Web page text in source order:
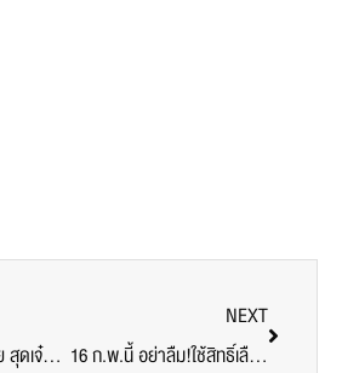
ร.ร.สามเสนวิทยาลัย สุดเจ๋ง! คว้ารางวัลชนะเลิศ SPU’s Got Talent 2018 กิจกรรมแสดงความคิดสร้างสรรค์และความสามารถทางด้านภาษา @คณะศิลปศาสตร์ ม.ศรีปทุม
NEXT
16 ก.พ.นี้ อย่าลืม!ใช้สิทธิ์เลือกตั้งคณะกรรมการบริหารสโมสรนักศึกษา 2561